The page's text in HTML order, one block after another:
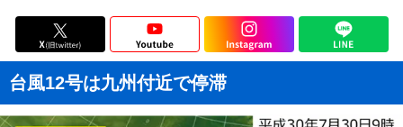
台風12号は九州付近で停滞